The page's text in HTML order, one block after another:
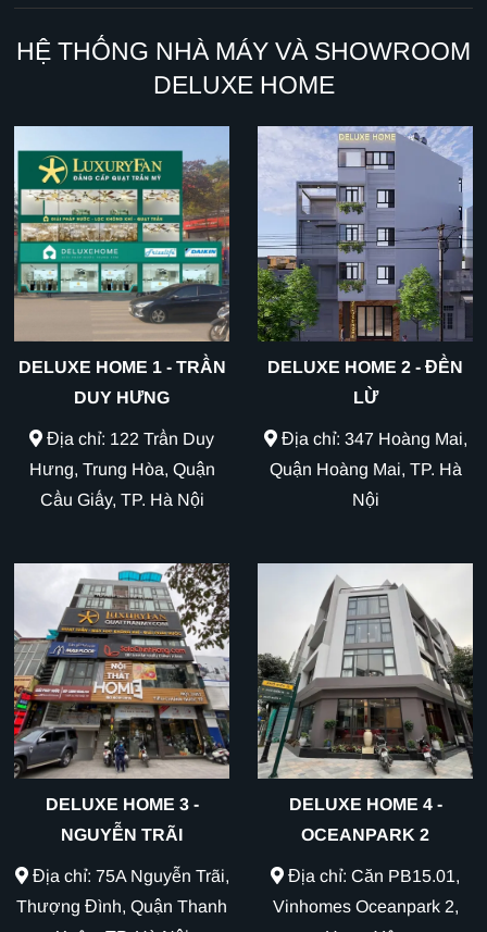
HỆ THỐNG NHÀ MÁY VÀ SHOWROOM
DELUXE HOME
DELUXE HOME 1 - TRẦN
DUY HƯNG
Địa chỉ: 122 Trần Duy
Hưng, Trung Hòa, Quận
Cầu Giấy, TP. Hà Nội
DELUXE HOME 2 - ĐỀN
LỪ
Địa chỉ: 347 Hoàng Mai,
Quận Hoàng Mai, TP. Hà
Nội
DELUXE HOME 3 -
NGUYỄN TRÃI
Địa chỉ: 75A Nguyễn Trãi,
Thượng Đình, Quận Thanh
DELUXE HOME 4 -
OCEANPARK 2
Địa chỉ: Căn PB15.01,
Vinhomes Oceanpark 2,